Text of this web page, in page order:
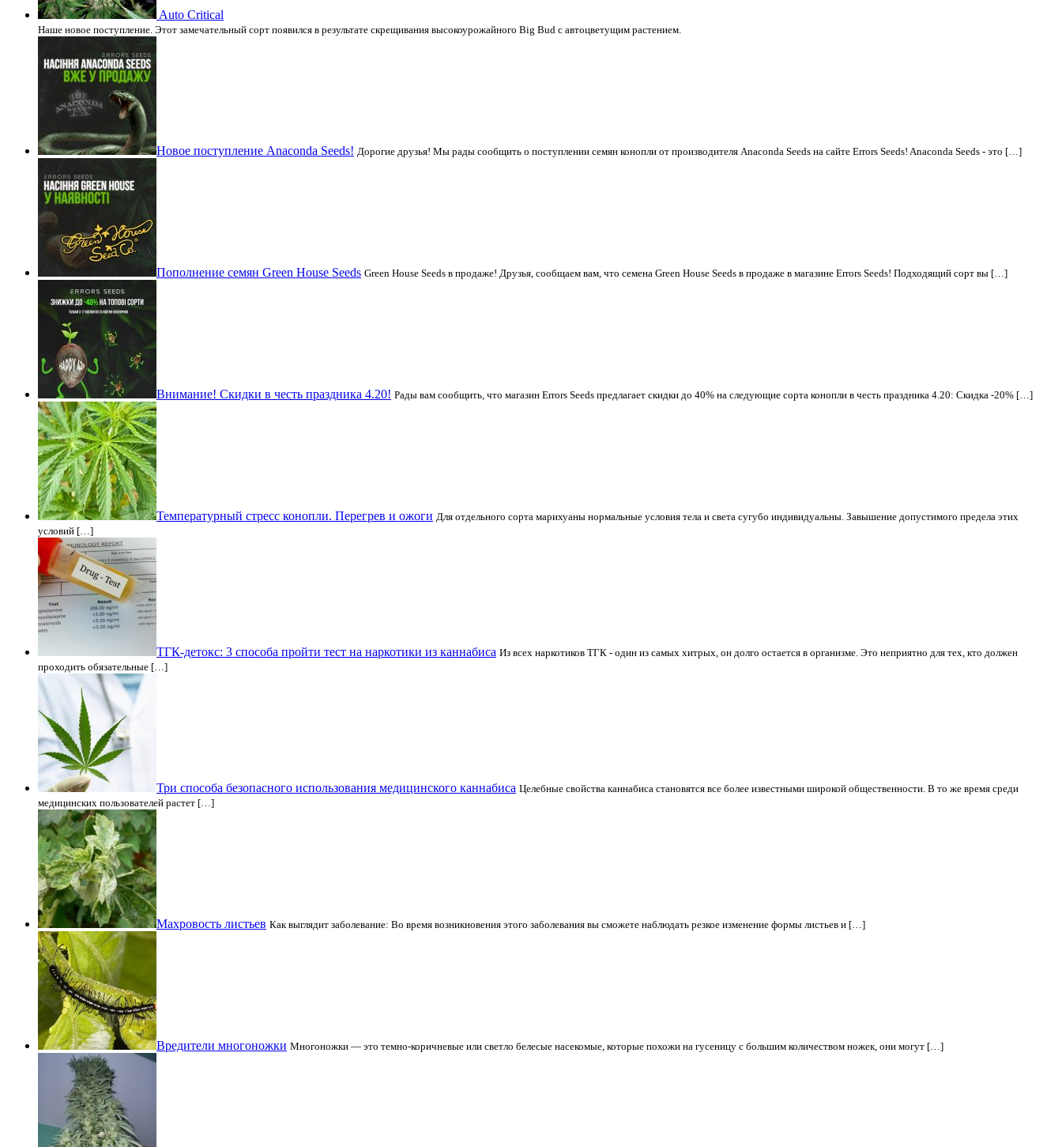
Auto Critical
Наше новое поступление. Этот замечательный сорт появился в результате скрещивания высокоурожайного Big Bud с автоцветущим растением.
Новое поступление Anaconda Seeds! Дорогие друзья! Мы рады сообщить о поступлении семян конопли от производителя Anaconda Seeds на сайте Errors Seeds! Anaconda Seeds - это […]
Пополнение семян Green House Seeds Green House Seeds в продаже! Друзья, сообщаем вам, что семена Green House Seeds в продаже в магазине Errors Seeds! Подходящий сорт вы […]
Внимание! Скидки в честь праздника 4.20! Рады вам сообщить, что магазин Errors Seeds предлагает скидки до 40% на следующие сорта конопли в честь праздника 4.20: Скидка -20% […]
Температурный стресс конопли. Перегрев и ожоги Для отдельного сорта марихуаны нормальные условия тела и света сугубо индивидуальны. Завышение допустимого предела этих
условий […]
ТГК-детокс: 3 способа пройти тест на наркотики из каннабиса Из всех наркотиков ТГК - один из самых хитрых, он долго остается в организме. Это неприятно для тех, кто должен
проходить обязательные […]
Три способа безопасного использования медицинского каннабиса Целебные свойства каннабиса становятся все более известными широкой общественности. В то же время среди
медицинских пользователей растет […]
Махровость листьев Как выглядит заболевание: Во время возникновения этого заболевания вы сможете наблюдать резкое изменение формы листьев и […]
Вредители многоножки Многоножки — это темно-коричневые или светло белесые насекомые, которые похожи на гусеницу с большим количеством ножек, они могут […]